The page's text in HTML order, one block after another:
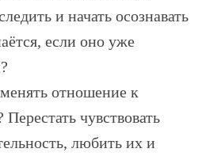
и начать осознавать
если оно уже
отношение к
чувствовать
любить их и